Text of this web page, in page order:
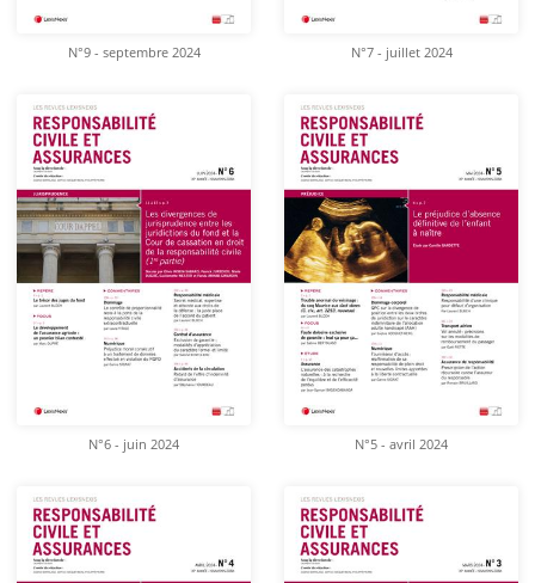
N°9 - septembre 2024 N°7 - juillet 2024
N°6 - juin 2024 N°5 - avril 2024